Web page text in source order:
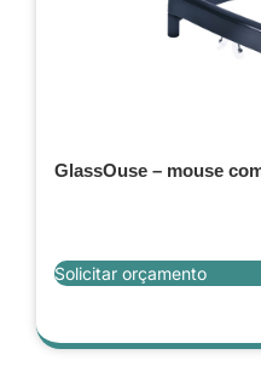
GlassOuse – mouse
Solicitar orçamento